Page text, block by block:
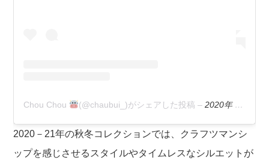
Chou Chou (@chaubui_)がシェアした投稿 –2020年 2月月23日午後9時27分PST
2020－21年の秋冬コレクションでは、クラフツマンシ
ップを感じさせるスタイルやタイムレスなシルエットが